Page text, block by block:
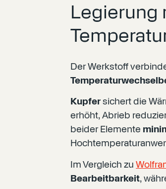
Legierung
Der Werkstoff
Kupfersichert die
erhöht, Abrieb
beider Elemente
Im Vergleich zu
Bearbeitbarkeit,